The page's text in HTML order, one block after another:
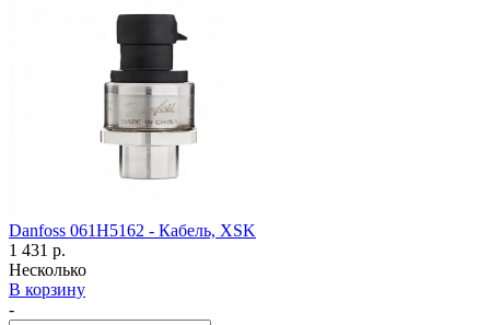
Danfoss 061H5162 - Кабель, XSK
1 431 р.
Несколько
В корзину
-